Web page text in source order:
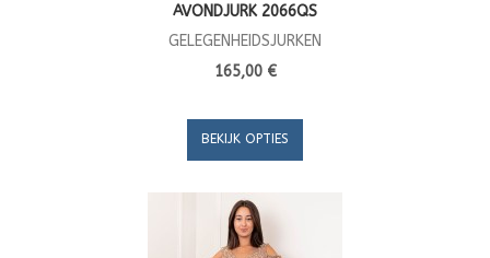
AVONDJURK 2066QS
GELEGENHEIDSJURKEN
165,00 €
BEKIJK OPTIES